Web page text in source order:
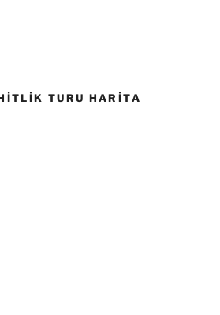
TURU HARITA